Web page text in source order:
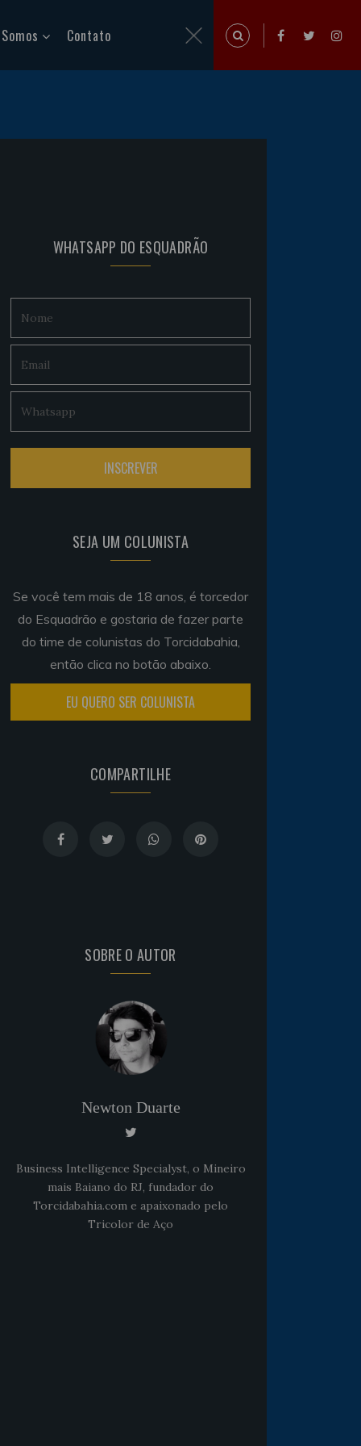
Contato
WHATSAPP DO ESQUADRÃO
SEJA UM COLUNISTA
Se você tem mais de 18 anos, é torcedor
do Esquadrão e gostaria de fazer parte
do time de colunistas do Torcidabahia,
então clica no botão abaixo.
EU QUERO SER COLUNISTA
COMPARTILHE
SOBRE O AUTOR
Newton Duarte
Business Intelligence Specialyst, o Mineiro
mais Baiano do RJ, fundador do
Torcidabahia.com e apaixonado pelo
Tricolor de Aço